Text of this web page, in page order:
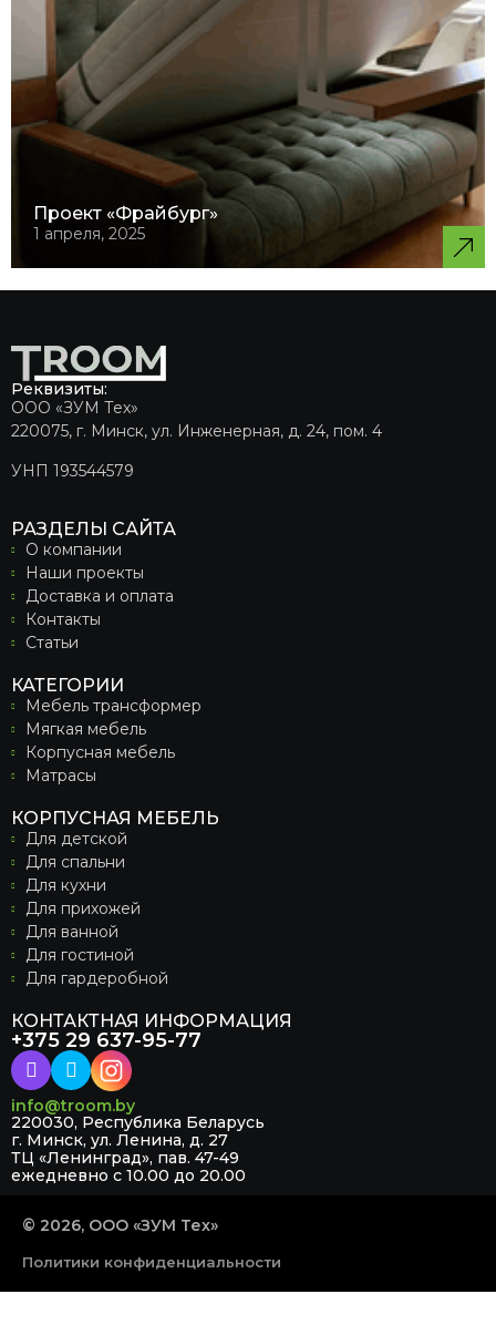
Проект «Фрайбург»
1 апреля, 2025
Реквизиты:
ООО «ЗУМ Тех»
220075, г. Минск, ул. Инженерная, д. 24, пом. 4
УНП 193544579
РАЗДЕЛЫ САЙТА
О компании
Наши проекты
Доставка и оплата
Контакты
Статьи
КАТЕГОРИИ
Мебель трансформер
Мягкая мебель
Корпусная мебель
Матрасы
КОРПУСНАЯ МЕБЕЛЬ
Для детской
Для спальни
Для кухни
Для прихожей
Для ванной
Для гостиной
Для гардеробной
КОНТАКТНАЯ ИНФОРМАЦИЯ
+375 29 637-95-77
info@troom.by
220030, Республика Беларусь
г. Минск, ул. Ленина, д. 27
ТЦ «Ленинград», пав. 47-49
ежедневно с 10.00 до 20.00
© 2026, ООО «ЗУМ Тех»
Политики конфиденциальности